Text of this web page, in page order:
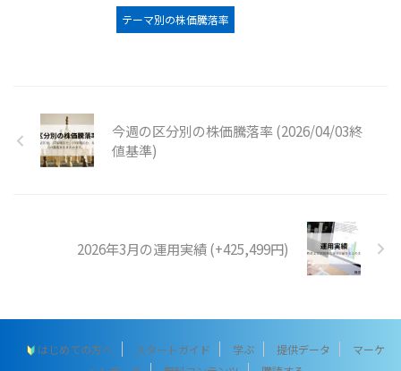
テーマ別の株価騰落率
今週の区分別の株価騰落率 (2026/04/03終
値基準)
2026年3月の運用実績 (+425,499円)
はじめての方へ スタートガイド 学ぶ 提供データ
マーケ